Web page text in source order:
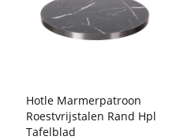
Hotle Marmerpatroon
Roestvrijstalen Rand Hpl
Tafelblad